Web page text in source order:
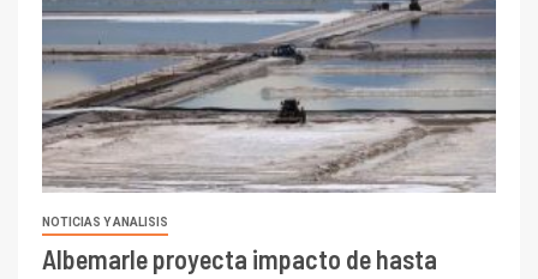
NOTICIAS Y ANALISIS
Albemarle proyecta impacto de hasta
PIB minero impacta el
crecimiento regional: Banco
Central reporta resultados
dispares en el primer
trimestre
4 I+D
Informe bimensual de
Cochilco: precio del cobre
I+D